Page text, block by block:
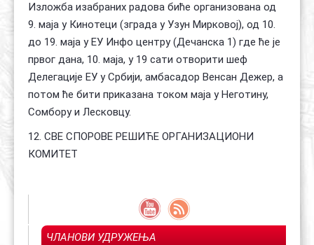
Изложба изабраних радова биће организована од
9. маја у Кинотеци (зграда у Узун Мирковој), од 10.
до 19. маја у ЕУ Инфо центру (Дечанска 1) где ће је
првог дана, 10. маја, у 19 сати отворити шеф
Делегације ЕУ у Србији, амбасадор Венсан Дежер, а
потом ће бити приказана током маја у Неготину,
Сомбору и Лесковцу.
12. СВЕ СПОРОВЕ РЕШИЋЕ ОРГАНИЗАЦИОНИ
КОМИТЕТ
ЧЛАНОВИ УДРУЖЕЊА